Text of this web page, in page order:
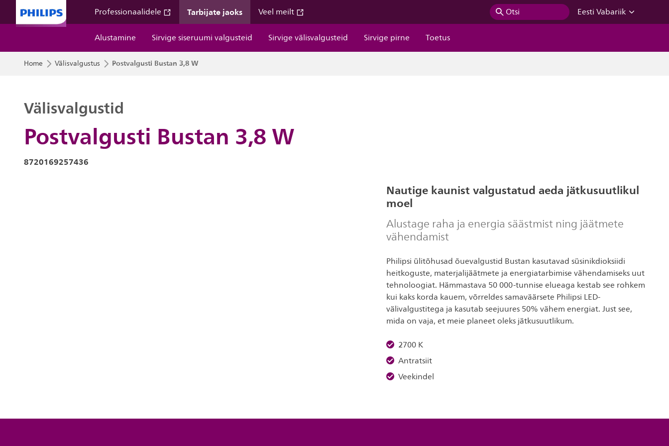
Professionaalidele Tarbijate jaoks Veel meilt Otsi
Eesti Vabariik
Alustamine
Sirvige siseruumi valgusteid Sirvige välisvalgusteid Sirvige pirne Toetus
Home Välisvalgustus Postvalgusti Bustan 3,8 W
Postvalgusti Bustan 3,8 W
Välisvalgustid
8720169257436
Nautige kaunist valgustatud aeda jätkusuutlikul
moel
Alustage raha ja energia säästmist ning jäätmete
vähendamist
Philipsi ülitõhusad õuevalgustid Bustan kasutavad süsinikdioksiidi
heitkoguste, materjalijäätmete ja energiatarbimise vähendamiseks uut
tehnoloogiat. Hämmastava 50 000-tunnise elueaga kestab see rohkem
kui kaks korda kauem, võrreldes samaväärsete Philipsi LED-
välivalgustitega ja kasutab seejuures 50% vähem energiat. Just see,
mida on vaja, et meie planeet oleks jätkusuutlikum.
2700 K
Antratsiit
Veekindel